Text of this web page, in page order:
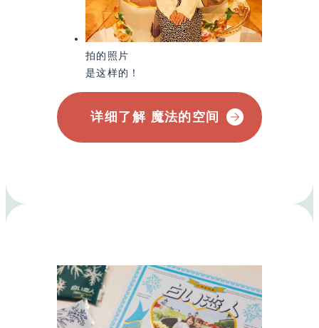
拍的照片
是这样的！
详细了解 魔法的空间